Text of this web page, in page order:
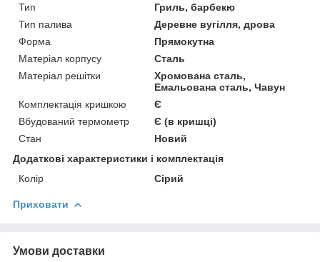
Тип
Гриль, барбекю
Тип палива
Деревне вугілля, дрова
Форма
Прямокутна
Матеріал корпусу
Сталь
Матеріал решітки
Хромована сталь,
Емальована сталь, Чавун
Комплектація кришкою
Є
Вбудований термометр
Є (в кришці)
Стан
Новий
Додаткові характеристики і комплектація
Колір
Сірий
Приховати
Умови доставки